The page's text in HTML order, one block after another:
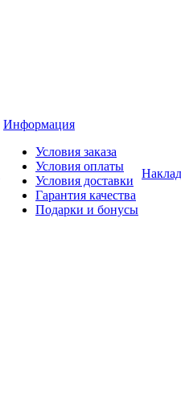
Информация
Условия заказа
Условия оплаты
Условия доставки
Гарантия качества
Подарки и бонусы